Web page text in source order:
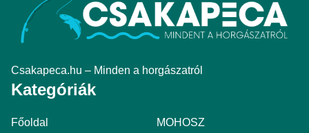
Csakapeca.hu – Minden a horgászatról
Kategóriák
Főoldal
MOHOSZ